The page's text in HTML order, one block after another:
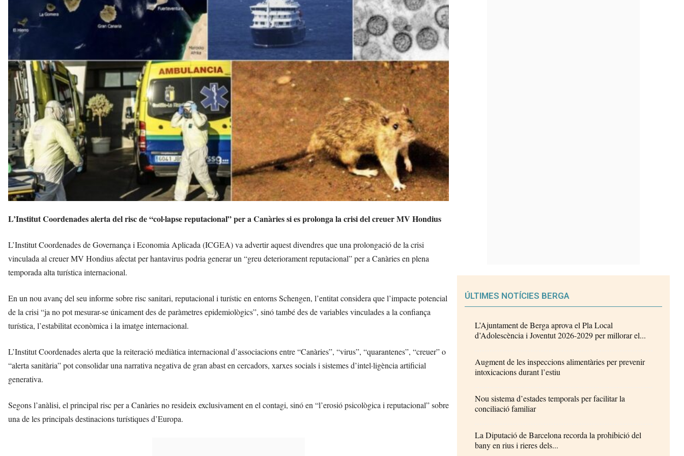
L’Institut Coordenades alerta del risc de “col·lapse reputacional” per a Canàries si es prolonga la crisi del creuer MV Hondius
L’Institut Coordenades de Governança i Economia Aplicada (ICGEA) va advertir aquest divendres que una prolongació de la crisi
vinculada al creuer MV Hondius afectat per hantavirus podria generar un “greu deteriorament reputacional” per a Canàries en plena
temporada alta turística internacional.
En un nou avanç del seu informe sobre risc sanitari, reputacional i turístic en entorns Schengen, l’entitat considera que l’impacte potencial
de la crisi “ja no pot mesurar-se únicament des de paràmetres epidemiològics”, sinó també des de variables vinculades a la confiança
turística, l’estabilitat econòmica i la imatge internacional.
L’Institut Coordenades alerta que la reiteració mediàtica internacional d’associacions entre “Canàries”, “virus”, “quarantenes”, “creuer” o
“alerta sanitària” pot consolidar una narrativa negativa de gran abast en cercadors, xarxes socials i sistemes d’intel·ligència artificial
generativa.
Segons l’anàlisi, el principal risc per a Canàries no resideix exclusivament en el contagi, sinó en “l’erosió psicològica i reputacional” sobre
una de les principals destinacions turístiques d’Europa.
ÚLTIMES NOTÍCIES BERGA
L’Ajuntament de Berga aprova el Pla Local
d’Adolescència i Joventut 2026-2029 per millorar el...
Augment de les inspeccions alimentàries per prevenir
intoxicacions durant l’estiu
Nou sistema d’estades temporals per facilitar la
conciliació familiar
La Diputació de Barcelona recorda la prohibició del
bany en rius i rieres dels...